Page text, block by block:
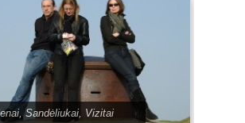
,Sandėliukai, Vizitai